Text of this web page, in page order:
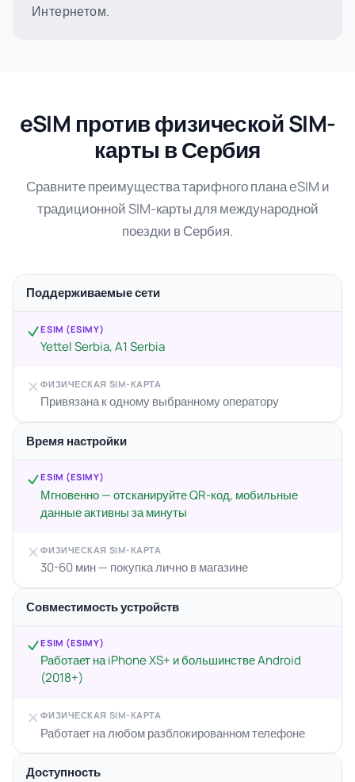
Интернетом.
eSIM против физической SIM-
карты в Сербия
Сравните преимущества тарифного плана eSIM и
традиционной SIM-карты для международной
поездки в Сербия.
Поддерживаемые сети
ESIM (ESIMY)
Yettel Serbia, A1 Serbia
ФИЗИЧЕСКАЯ SIM-КАРТА
Привязана к одному выбранному оператору
Время настройки
ESIM (ESIMY)
Мгновенно — отсканируйте QR-код, мобильные
данные активны за минуты
ФИЗИЧЕСКАЯ SIM-КАРТА
30-60 мин — покупка лично в магазине
Совместимость устройств
ESIM (ESIMY)
Работает на iPhone XS+ и большинстве Android
(2018+)
ФИЗИЧЕСКАЯ SIM-КАРТА
Работает на любом разблокированном телефоне
Доступность